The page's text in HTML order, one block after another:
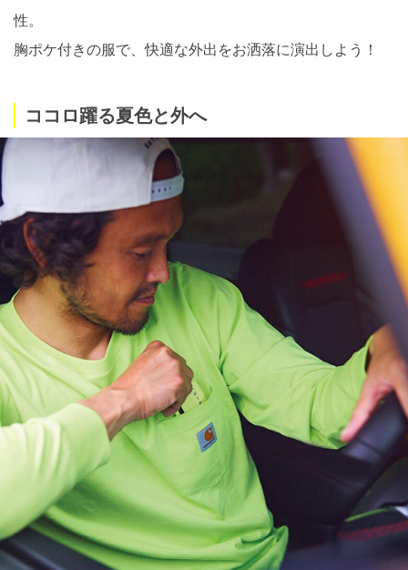
性。
胸ポケ付きの服で、快適な外出をお洒落に演出しよう！
ココロ躍る夏色と外へ